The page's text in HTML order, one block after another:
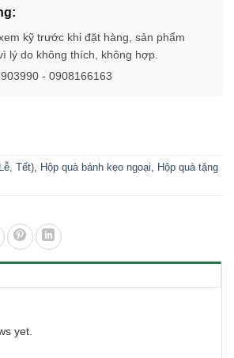
kỹ trước khi đặt hàng, sản phẩm
lý do không thích, không hợp.
- 0908166163
Tết), Hộp quà bánh kẹo ngoại, Hộp quà tặng
yet.